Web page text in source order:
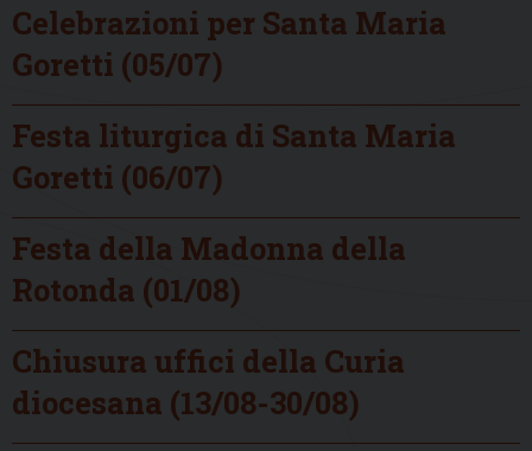
Celebrazioni per Santa Maria
Goretti (05/07)
Festa liturgica di Santa Maria
Goretti (06/07)
Festa della Madonna della
Rotonda (01/08)
Chiusura uffici della Curia
diocesana (13/08-30/08)